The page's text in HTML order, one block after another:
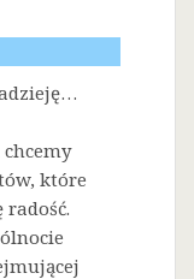
które
radość.